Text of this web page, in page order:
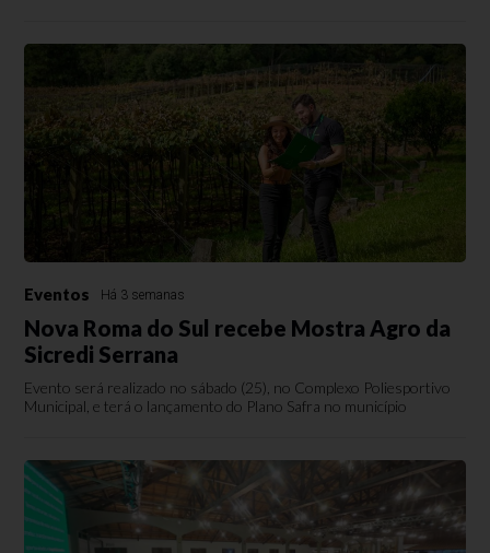
Eventos Há 3 semanas
Nova Roma do Sul recebe Mostra Agro da
Sicredi Serrana
Evento será realizado no sábado (25), no Complexo Poliesportivo
Municipal, e terá o lançamento do Plano Safra no município